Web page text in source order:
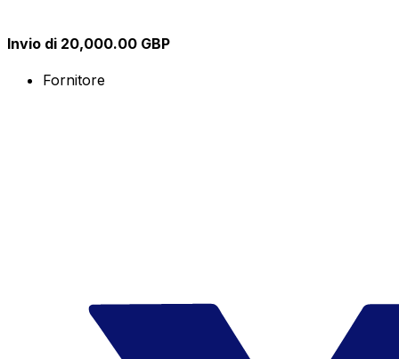
Invio di 20,000.00 GBP
Fornitore